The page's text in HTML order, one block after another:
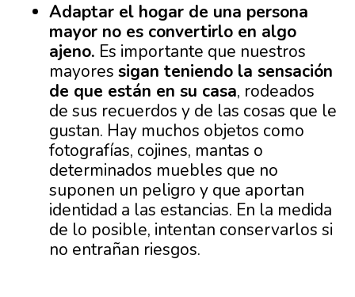
Adaptar el hogar de una persona
mayor no es convertirlo en algo
ajeno. Es importante que nuestros
mayoressigan teniendo la sensación
de que están en su casa, rodeados
de sus recuerdos y de las cosas que le
gustan. Hay muchos objetos como
fotografías, cojines, mantas o
determinados muebles que no
suponen un peligro y que aportan
identidad a las estancias. En la medida
de lo posible, intentan conservarlos si
no entrañan riesgos.